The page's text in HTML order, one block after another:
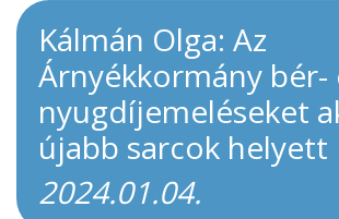
Kálmán Olga: Az
Árnyékkormány bér-
nyugdíjemeléseket
újabb sarcok helyett
2024.01.04.